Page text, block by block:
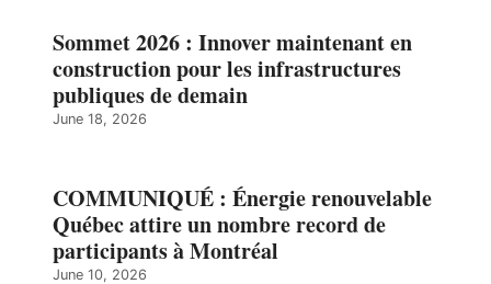
Sommet 2026 : Innover maintenant en
construction pour les infrastructures
publiques de demain
June 18, 2026
COMMUNIQUÉ : Énergie renouvelable
Québec attire un nombre record de
participants à Montréal
June 10, 2026